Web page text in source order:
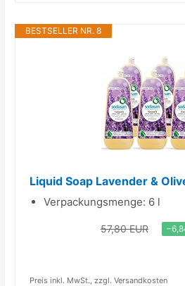
BESTSELLER NR. 8
Liquid Soap Lavender &
Verpackungsmenge: 6 l
57,80 EUR
Preis inkl. MwSt., zzgl. Versandkosten